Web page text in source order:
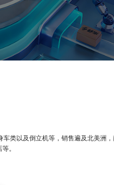
类以及倒立机等，销售遍及北美洲
。